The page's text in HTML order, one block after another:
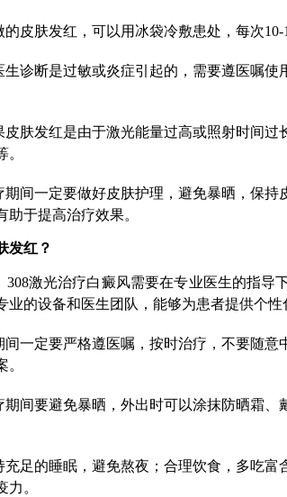
的皮肤发红，可以用冰袋冷敷患处，每次
生诊断是过敏或炎症引起的，需要遵医嘱
皮肤发红是由于激光能量过高或照射时间
期间一定要做好皮肤护理，避免暴晒，保
助于提高治疗效果。
发红？
308激光治疗白癜风需要在专业医生的指
业的设备和医生团队，能够为患者提供个性
间一定要严格遵医嘱，按时治疗，不要随
期间要避免暴晒，外出时可以涂抹防晒霜
充足的睡眠，避免熬夜；合理饮食，多吃
。